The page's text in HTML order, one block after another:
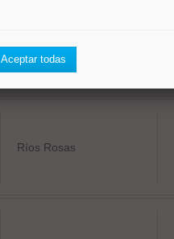
El Viso
Ríos Rosas
Aceptar todas